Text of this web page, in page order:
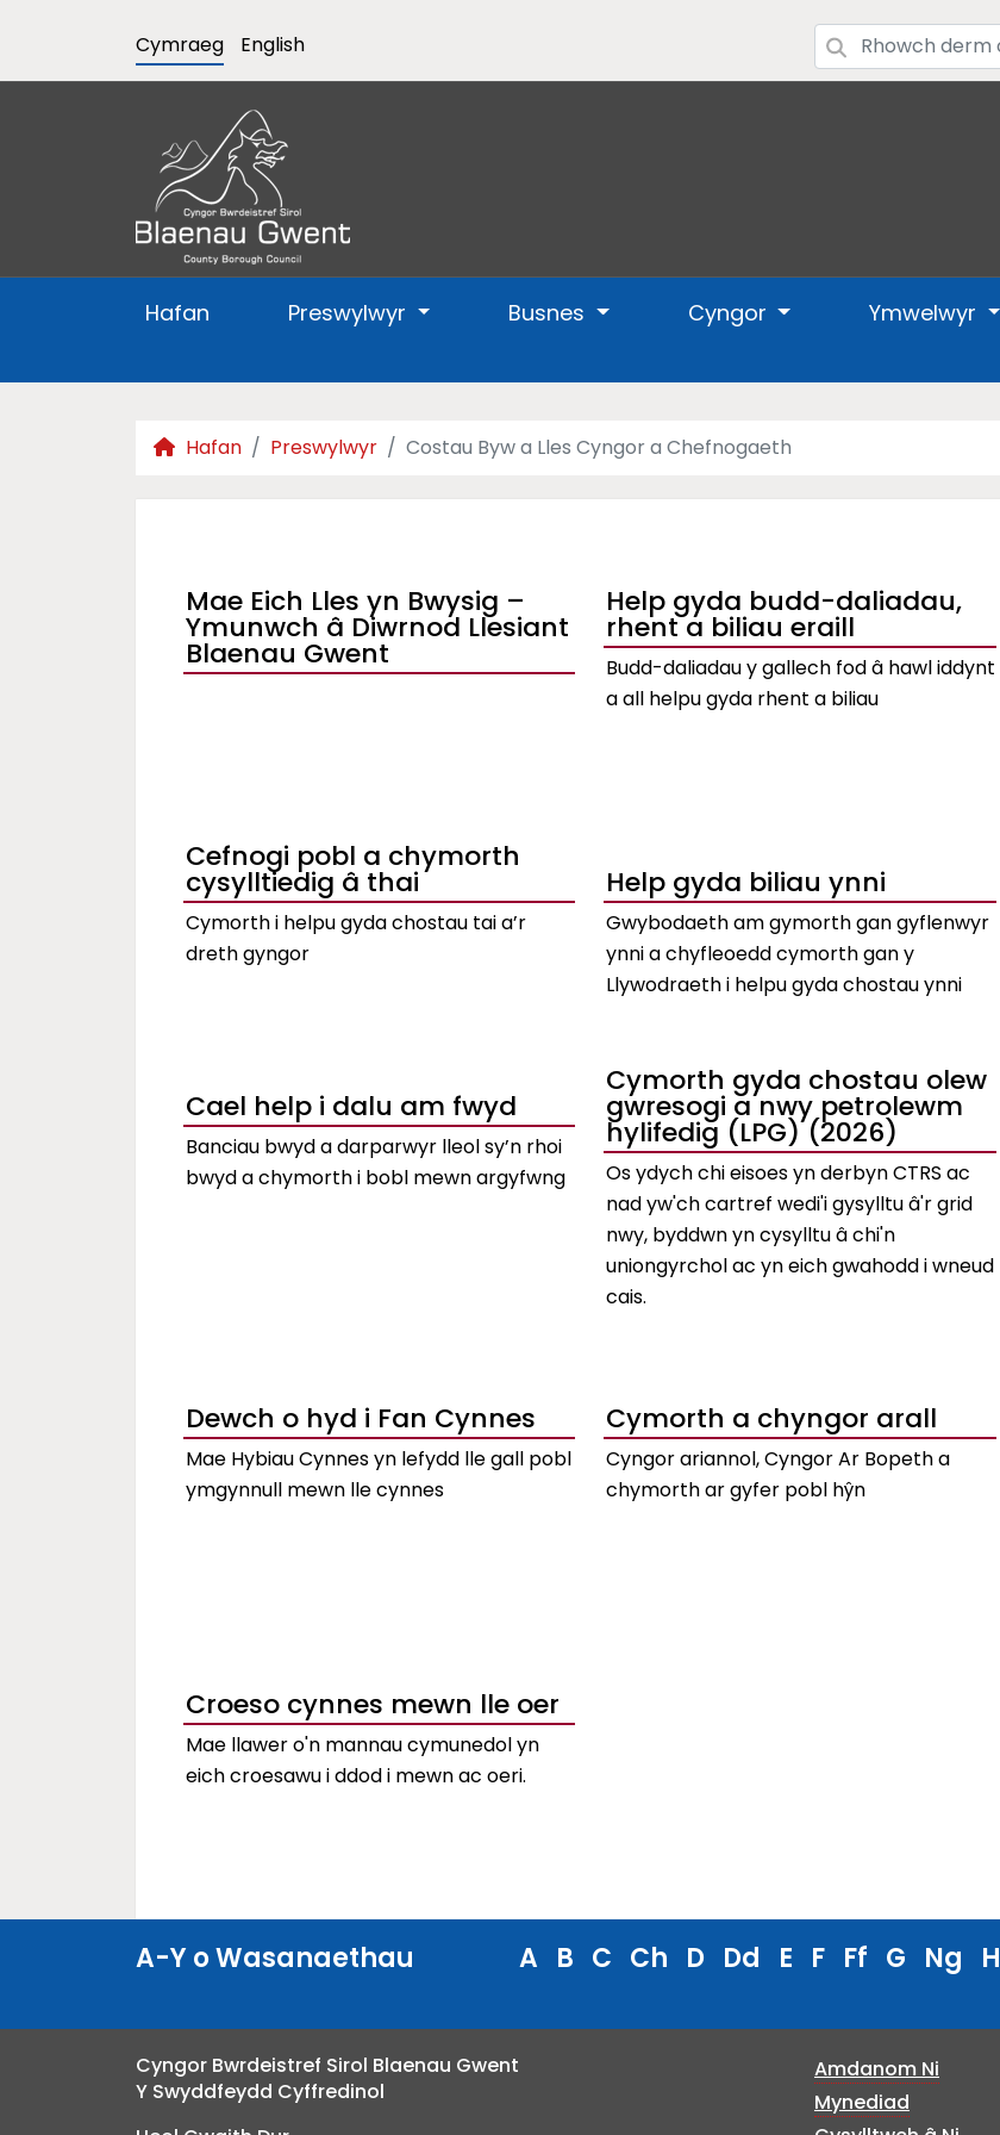
Cymraeg English
Hafan Preswylwyr Busnes Cyngor Ymwelwyr
Hafan Preswylwyr Costau Byw a Lles Cyngor a Chefnogaeth
Mae Eich Lles yn Bwysig –
Ymunwch â Diwrnod Llesiant
Blaenau Gwent
Help gyda budd-daliadau,
rhent a biliau eraill
Budd-daliadau y gallech fod â hawl iddynt
a all helpu gyda rhent a biliau
Cefnogi pobl a chymorth
cysylltiedig â thai
Cymorth i helpu gyda chostau tai a’r
dreth gyngor
Help gyda biliau ynni
Gwybodaeth am gymorth gan gyflenwyr
ynni a chyfleoedd cymorth gan y
Llywodraeth i helpu gyda chostau ynni
Cael help i dalu am fwyd
Banciau bwyd a darparwyr lleol sy’n rhoi
bwyd a chymorth i bobl mewn argyfwng
Cymorth gyda chostau olew
gwresogi a nwy petrolewm
hylifedig (LPG) (2026)
Os ydych chi eisoes yn derbyn CTRS ac
nad yw'ch cartref wedi'i gysylltu â'r grid
nwy, byddwn yn cysylltu â chi'n
uniongyrchol ac yn eich gwahodd i wneud
cais.
Dewch o hyd i Fan Cynnes
Mae Hybiau Cynnes yn lefydd lle gall pobl
ymgynnull mewn lle cynnes
Cymorth a chyngor arall
Cyngor ariannol, Cyngor Ar Bopeth a
chymorth ar gyfer pobl hŷn
Croeso cynnes mewn lle oer
Mae llawer o'n mannau cymunedol yn
eich croesawu i ddod i mewn ac oeri.
A-Y o Wasanaethau A B C Ch D Dd E F Ff G Ng H
Cyngor Bwrdeistref Sirol Blaenau Gwent
Y Swyddfeydd Cyffredinol
Amdanom Ni
Mynediad